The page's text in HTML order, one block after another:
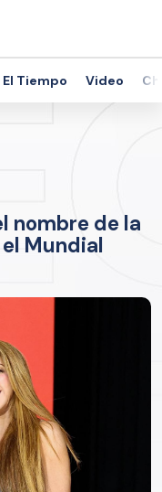
El Tiempo Video
nombre de la
Mundial